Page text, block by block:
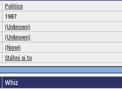
Politics
1987
(Unknown)
(Unknown)
(None)
Stáhni si to
Whiz